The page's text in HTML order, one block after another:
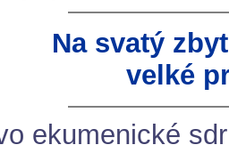
Na svatý
velké
ekumenické